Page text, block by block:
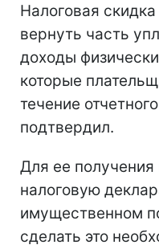
Налоговая
вернуть часть
доходы
которые
течение
подтвердил.
Для ее
налоговую
имущественном
сделать это